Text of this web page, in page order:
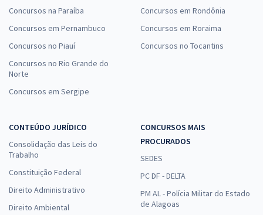
Concursos na Paraíba
Concursos em Pernambuco
Concursos no Piauí
Concursos no Rio Grande do
Norte
Concursos em Sergipe
Concursos em Rondônia
Concursos em Roraima
Concursos no Tocantins
CONTEÚDO JURÍDICO
Consolidação das Leis do
Trabalho
Constituição Federal
Direito Administrativo
Direito Ambiental
CONCURSOS MAIS
PROCURADOS
SEDES
PC DF - DELTA
PM AL - Polícia Militar do Estado
de Alagoas